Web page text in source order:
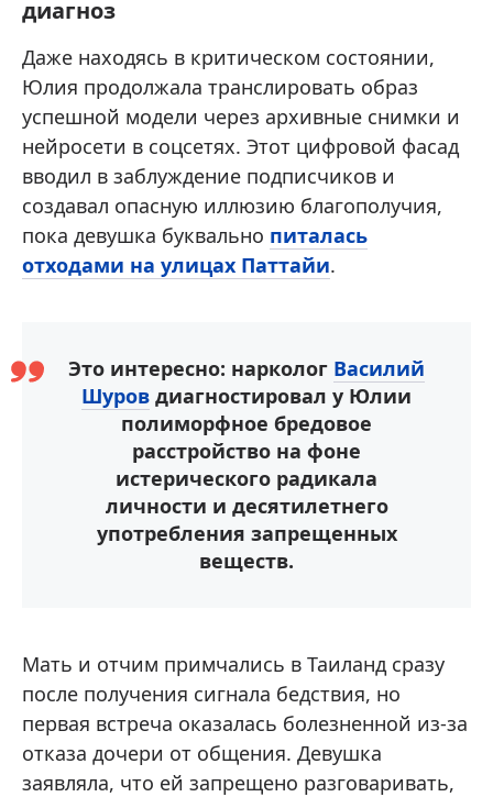
диагноз
Даже находясь в критическом состоянии,
Юлия продолжала транслировать образ
успешной модели через архивные снимки и
нейросети в соцсетях. Этот цифровой фасад
вводил в заблуждение подписчиков и
создавал опасную иллюзию благополучия,
пока девушка буквально питалась
отходами на улицах Паттайи.
Это интересно: нарколог Василий
Шуров диагностировал у Юлии
полиморфное бредовое
расстройство на фоне
истерического радикала
личности и десятилетнего
употребления запрещенных
веществ.
Мать и отчим примчались в Таиланд сразу
после получения сигнала бедствия, но
первая встреча оказалась болезненной из-за
отказа дочери от общения. Девушка
заявляла, что ей запрещено разговаривать,